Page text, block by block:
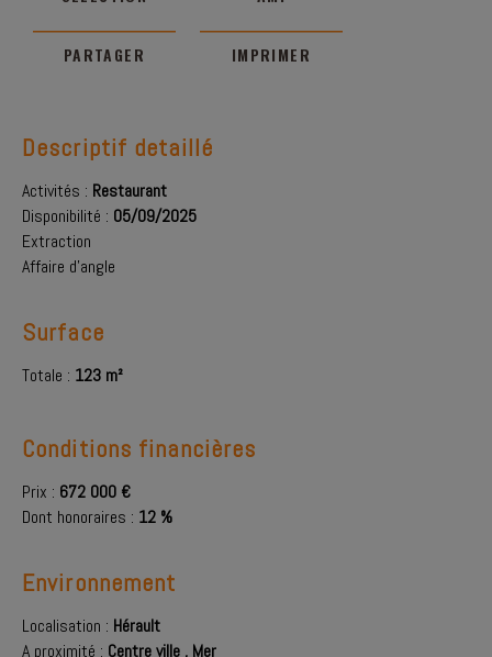
PARTAGER IMPRIMER
Descriptif detaillé
Activités : Restaurant
Disponibilité : 05/09/2025
Extraction
Affaire d'angle
Surface
Totale : 123 m²
Conditions financières
Prix : 672 000 €
Dont honoraires : 12 %
Environnement
Localisation : Hérault
A proximité : Centre ville , Mer